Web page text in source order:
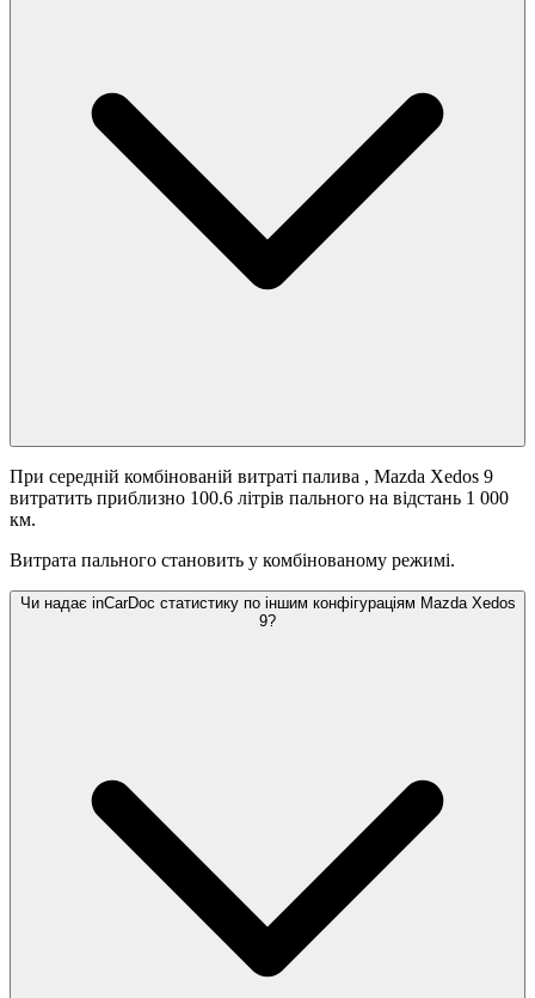
При середній комбінованій витраті палива , Mazda Xedos 9
витратить приблизно 100.6 літрів пального на відстань 1 000
км.
Витрата пального становить у комбінованому режимі.
Чи надає inCarDoc статистику по іншим конфігураціям Mazda Xedos
9?